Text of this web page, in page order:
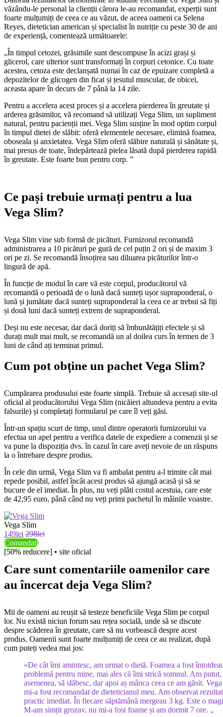
văzându-le personal la clienții cărora le-au recomandat, experții sunt
foarte mulțumiți de ceea ce au văzut, de aceea oameni ca Selena
Reyes, dietetician american și specialist în nutriție cu peste 30 de ani
de experiență, comentează următoarele:
„În timpul cetozei, grăsimile sunt descompuse în acizi grași și
glicerol, care ulterior sunt transformați în corpuri cetonice. Cu toate
acestea, cetoza este declanșată numai în caz de epuizare completă a
depozitelor de glicogen din ficat și țesutul muscular, de obicei,
aceasta apare în decurs de 7 până la 14 zile.
Pentru a accelera acest proces și a accelera pierderea în greutate și
arderea grăsimilor, vă recomand să utilizați Vega Slim, un supliment
natural, pentru pacienții mei. Vega Slim susține în mod optim corpul
în timpul dietei de slăbit: oferă elementele necesare, elimină foamea,
oboseala și anxietatea. Vega Slim oferă slăbire naturală și sănătate și,
mai presus de toate, îndepărtează pielea lăsată după pierderea rapidă
în greutate. Este foarte bun pentru corp. ”
Ce pași trebuie urmați pentru a lua
Vega Slim?
Vega Slim vine sub formă de picături. Furnizorul recomandă
administrarea a 10 picături pe gură de cel puțin 2 ori și de maxim 3
ori pe zi. Se recomandă însoțirea sau diluarea picăturilor într-o
lingură de apă.
În funcție de modul în care vă este corpul, producătorul vă
recomandă o perioadă de o lună dacă sunteți ușor supraponderal, o
lună și jumătate dacă sunteți supraponderal la ceea ce ar trebui să fiți
și două luni dacă sunteți extrem de supraponderal.
Deși nu este necesar, dar dacă doriți să îmbunătățiți efectele și să
durați mult mai mult, se recomandă un al doilea curs în termen de 3
luni de când ați terminat primul.
Cum pot obține un pachet Vega Slim?
Cumpărarea produsului este foarte simplă. Trebuie să accesați site-ul
oficial al producătorului Vega Slim (nicăieri altundeva pentru a evita
falsurile) și completați formularul pe care îl veți găsi.
Într-un spațiu scurt de timp, unul dintre operatorii furnizorului va
efectua un apel pentru a verifica datele de expediere a comenzii și se
va pune la dispoziția dvs. în cazul în care aveți nevoie de un răspuns
la o întrebare despre produs.
În cele din urmă, Vega Slim va fi ambalat pentru a-l trimite cât mai
repede posibil, astfel încât acest produs să ajungă acasă și să se
bucure de el imediat. În plus, nu veți plăti costul acestuia, care este
de 42,95 euro, până când nu veți primi pachetul în mâinile voastre.
Vega Slim
149lei 298lei
Comandați
[50% reducere] • site oficial
Care sunt comentariile oamenilor care
au încercat deja Vega Slim?
Mii de oameni au reușit să testeze beneficiile Vega Slim pe corpul
lor. Nu există niciun forum sau rețea socială, unde să se discute
despre scăderea în greutate, care să nu vorbească despre acest
produs. Oamenii sunt foarte mulțumiți de ceea ce au realizat, după
cum puteți vedea mai jos:
«De cât îmi amintesc, am urmat o dietă. Foamea a fost
problemă pentru mine, mai ales că îmi strică somnul. Am putut,
asemenea, să slăbesc, dar apoi aș mânca ceea ce am găsit.
mi-a fost recomandat de dieteticianul meu. Am observat
practic imediat. În fiecare săptămână mergeau 3 kg. Este o
M-am simțit grozav, nu mi-a fost foame și am dormit 7 ore. „